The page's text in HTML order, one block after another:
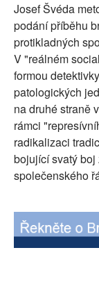
Josef Švéda
podání příběhu
protikladných
V "reálném
formou
patologických
na druhé straně
rámci
radikalizaci
bojující svatý
společenského